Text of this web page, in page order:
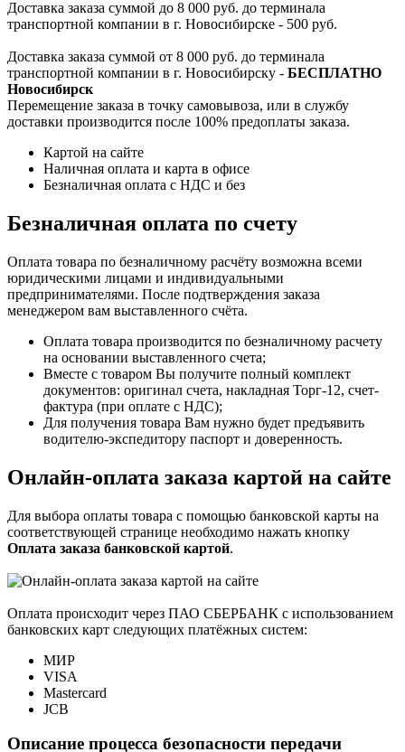
Доставка заказа суммой до 8 000 руб. до терминала
транспортной компании в г. Новосибирске - 500 руб.
Доставка заказа суммой от 8 000 руб. до терминала
транспортной компании в г. Новосибирску - БЕСПЛАТНО
Новосибирск
Перемещение заказа в точку самовывоза, или в службу
доставки производится после 100% предоплаты заказа.
Картой на сайте
Наличная оплата и карта в офисе
Безналичная оплата с НДС и без
Безналичная оплата по счету
Оплата товара по безналичному расчёту возможна всеми
юридическими лицами и индивидуальными
предпринимателями. После подтверждения заказа
менеджером вам выставленного счёта.
Оплата товара производится по безналичному расчету
на основании выставленного счета;
Вместе с товаром Вы получите полный комплект
документов: оригинал счета, накладная Торг-12, счет-
фактура (при оплате с НДС);
Для получения товара Вам нужно будет предъявить
водителю-экспедитору паспорт и доверенность.
Онлайн-оплата заказа картой на сайте
Для выбора оплаты товара с помощью банковской карты на
соответствующей странице необходимо нажать кнопку
Оплата заказа банковской картой.
Оплата происходит через ПАО СБЕРБАНК с использованием
банковских карт следующих платёжных систем:
МИР
VISA
Mastercard
JCB
Описание процесса безопасности передачи